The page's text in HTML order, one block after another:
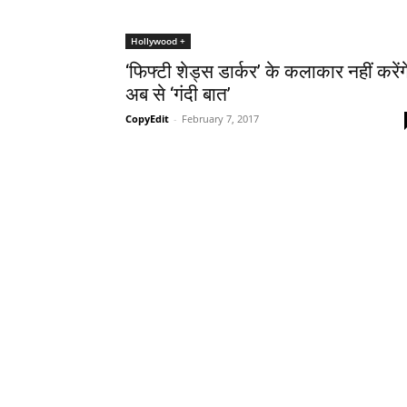
Hollywood +
‘फिफ्टी शेड्स डार्कर’ के कलाकार नहीं
अब से ‘गंदी बात’
CopyEdit - February 7, 2017